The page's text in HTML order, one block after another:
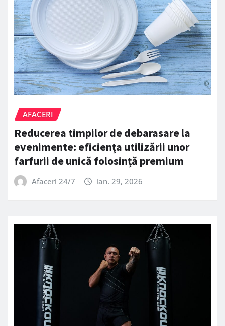
AFACERI
Reducerea timpilor de debarasare la
evenimente: eficiența utilizării unor
farfurii de unică folosință premium
Afaceri 24/7 ian. 29, 2026